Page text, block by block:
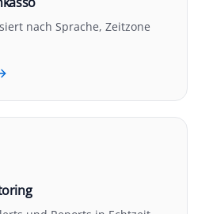
nach Sprache, Zeitzone